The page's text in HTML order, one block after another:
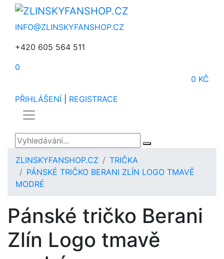
INFO@ZLINSKYFANSHOP.CZ
+420 605 564 511
0
0 KČ
PŘIHLÁŠENÍ
REGISTRACE
ZLINSKYFANSHOP.CZ
TRIČKA
PÁNSKÉ TRIČKO BERANI ZLÍN LOGO TMAVĚ
MODRÉ
Pánské tričko Berani
Zlín Logo tmavě